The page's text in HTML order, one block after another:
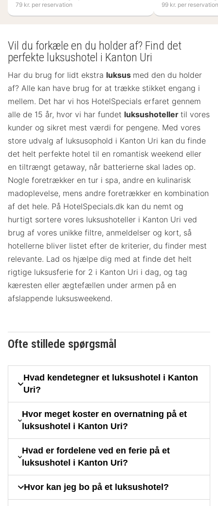
79 kr. per reservation
99 kr. per reservation
Vil du forkæle en du holder af? Find det
perfekte luksushotel i Kanton Uri
Har du brug for lidt ekstra luksus med den du holder
af? Alle kan have brug for at trække stikket engang i
mellem. Det har vi hos HotelSpecials erfaret gennem
alle de 15 år, hvor vi har fundet luksushoteller til vores
kunder og sikret mest værdi for pengene. Med vores
store udvalg af luksusophold i Kanton Uri kan du finde
det helt perfekte hotel til en romantisk weekend eller
en tiltrængt getaway, når batterierne skal lades op.
Nogle foretrækker en tur i spa, andre en kulinarisk
madoplevelse, mens andre foretrækker en kombination
af det hele. På HotelSpecials.dk kan du nemt og
hurtigt sortere vores luksushoteller i Kanton Uri ved
brug af vores unikke filtre, anmeldelser og kort, så
hotellerne bliver listet efter de kriterier, du finder mest
relevante. Lad os hjælpe dig med at finde det helt
rigtige luksusferie for 2 i Kanton Uri i dag, og tag
kæresten eller ægtefællen under armen på en
afslappende luksusweekend.
Ofte stillede spørgsmål
Hvad kendetegner et luksushotel i Kanton
Uri?
Hvor meget koster en overnatning på et
luksushotel i Kanton Uri?
Hvad er fordelene ved en ferie på et
luksushotel i Kanton Uri?
Hvor kan jeg bo på et luksushotel?